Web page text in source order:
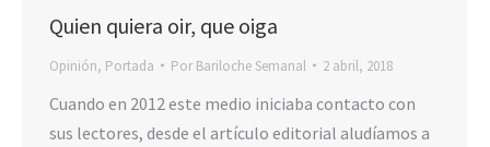
Quien quiera oir, que oiga
Opinión, Portada Por Bariloche Semanal 2 abril, 2018
Cuando en 2012 este medio iniciaba contacto con
sus lectores, desde el artículo editorial aludíamos a